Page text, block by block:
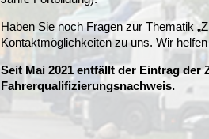
Haben Sie noch Fragen zur Thematik
Kontaktmöglichkeiten zu uns. Wir
Seit Mai 2021 entfällt der Eintrag der
Fahrerqualifizierungsnachweis.